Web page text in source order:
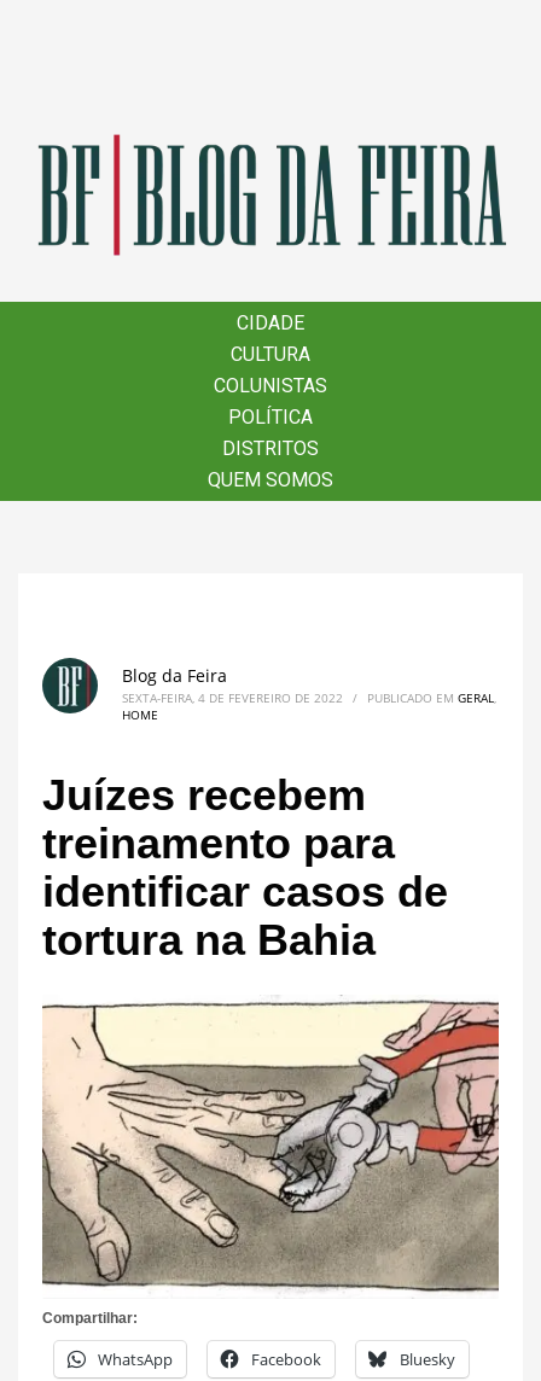
CIDADE
CULTURA
COLUNISTAS
POLÍTICA
DISTRITOS
QUEM SOMOS
CIDADE
CULTURA
COLUNISTAS
POLÍTICA
DISTRITOS
QUEM SOMOS
Blog da Feira
SEXTA-FEIRA, 4 DE FEVEREIRO DE 2022 / PUBLICADO EM GERAL,
HOME
Juízes recebem
treinamento para
identificar casos de
tortura na Bahia
Compartilhar:
WhatsApp Facebook Bluesky